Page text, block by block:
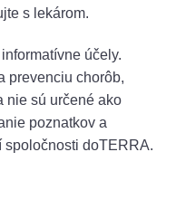
s lekárom.
účely.
prevenciu chorôb,
nie sú určené ako
poznatkov a
spoločnosti doTERRA.